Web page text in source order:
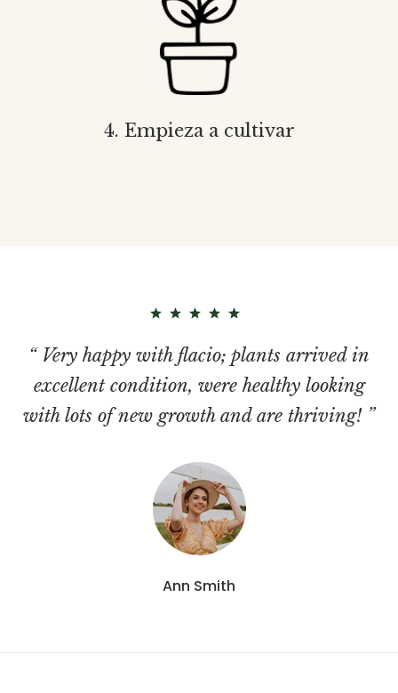
4. Empieza a cultivar
“ Very happy with flacio; plants arrived in
excellent condition, were healthy looking
with lots of new growth and are thriving! ”
Ann Smith